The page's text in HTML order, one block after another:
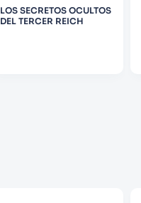
LOS SECRETOS OCULTOS
DEL TERCER REICH